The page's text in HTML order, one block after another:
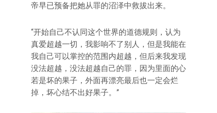
帝早已预备把她从罪的沼泽中救拔出来。
“开始自己不认同这个世界的道德规则，认为
真爱超越一切，我影响不了别人，但是我能在
我自己可以掌控的范围内超越，但后来我发现
没法超越，没法超越自己的罪，因为里面的心
若是坏的果子，外面再漂亮最后也一定会烂
掉，坏心结不出好果子。”